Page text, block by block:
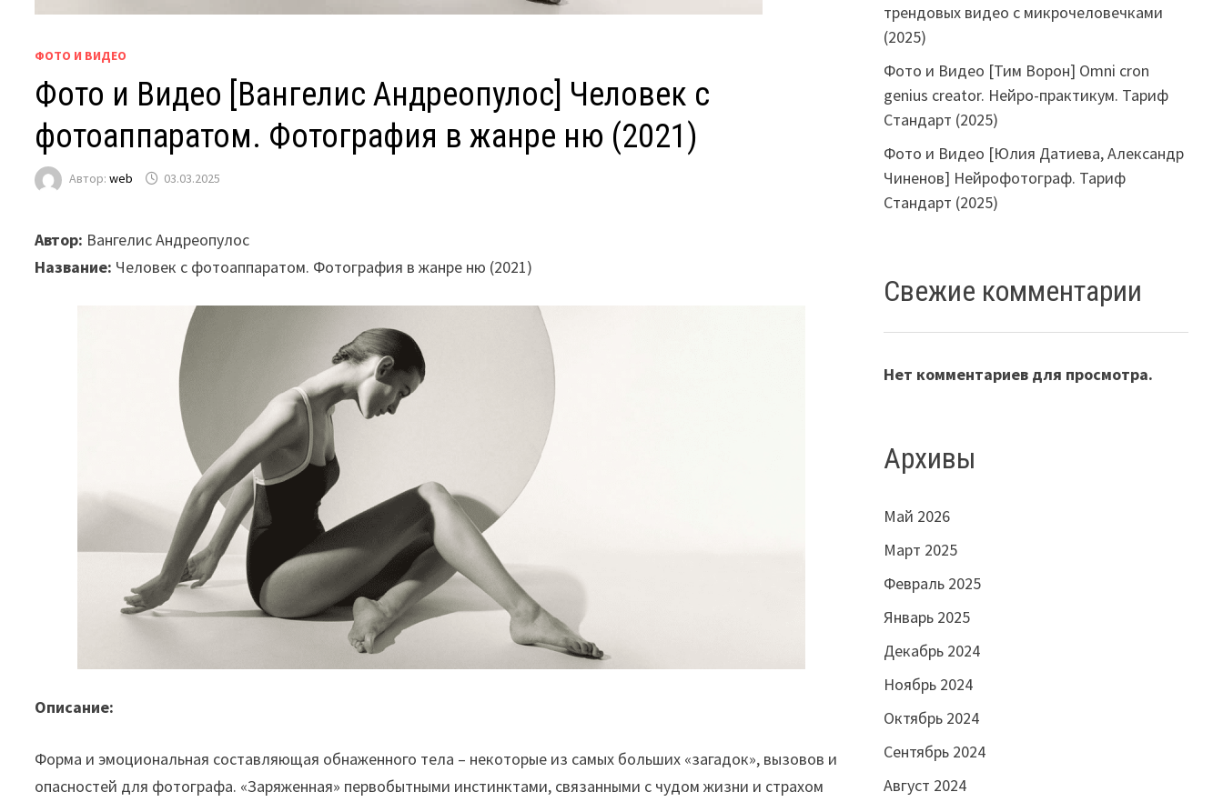
ФОТО И ВИДЕО
Фото и Видео [Вангелис Андреопулос] Человек с
фотоаппаратом. Фотография в жанре ню (2021)
Автор:web 03.03.2025
Автор: Вангелис Андреопулос
Название: Человек с фотоаппаратом. Фотография в жанре ню (2021)
Описание:
Форма и эмоциональная составляющая обнаженного тела – некоторые из самых больших «загадок», вызовов и
опасностей для фотографа. «Заряженная» первобытными инстинктами, связанными с чудом жизни и страхом
трендовых видео с микрочеловечками
(2025)
Фото и Видео [Тим Ворон] Omni cron
genius creator. Нейро-практикум. Тариф
Стандарт (2025)
Фото и Видео [Юлия Датиева, Александр
Чиненов] Нейрофотограф. Тариф
Стандарт (2025)
Свежие комментарии
Нет комментариев для просмотра.
Архивы
Май 2026
Март 2025
Февраль 2025
Январь 2025
Декабрь 2024
Ноябрь 2024
Октябрь 2024
Сентябрь 2024
Август 2024